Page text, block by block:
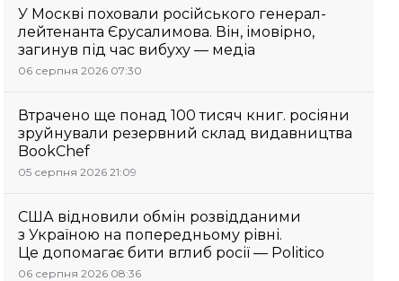
У Москві поховали російського генерал-
лейтенанта Єрусалимова. Він, імовірно,
загинув під час вибуху — медіа
06 серпня 2026 07:30
Втрачено ще понад 100 тисяч книг. росіяни
зруйнували резервний склад видавництва
BookChef
05 серпня 2026 21:09
США відновили обмін розвідданими
з Україною на попередньому рівні.
Це допомагає бити вглиб росії — Politico
06 серпня 2026 08:36